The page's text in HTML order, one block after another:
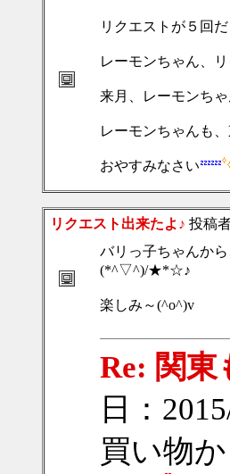
リクエストが５回
レーモンちゃん、
来月、レーモンち
レーモンちゃんも
おやすみなさい
リクエスト出来たよ♪ 投稿者
バリっ子ちゃんか
(*^▽^)/★*☆♪
楽しみ～(^o^)v
Re: 関東
日：
買い物